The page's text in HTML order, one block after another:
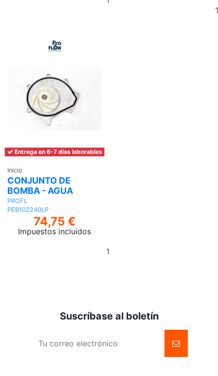
Entrega en 6-7 días laborables
Inicio
CONJUNTO DE
BOMBA - AGUA
PROFL
PEB102240LP
74,75 €
Impuestos incluidos
Suscríbase al boletín